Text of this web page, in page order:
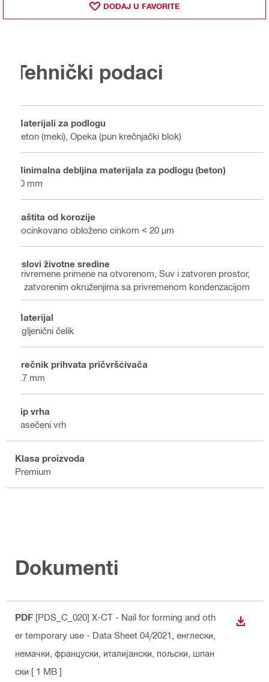
DODAJ U FAVORITE
Tehnički podaci
Materijali za podlogu
Beton (meki), Opeka (pun krečnjački blok)
Minimalna debljina materijala za podlogu (beton)
80 mm
Zaštita od korozije
Pocinkovano obloženo cinkom < 20 μm
Uslovi životne sredine
Privremene primene na otvorenom, Suv i zatvoren prostor,
U zatvorenim okruženjima sa privremenom kondenzacijom
Materijal
Ugljenični čelik
Prečnik prihvata pričvršćivača
3.7 mm
Tip vrha
Zasečeni vrh
Klasa proizvoda
Premium
Dokumenti
PDF [PDS_C_020] X-CT - Nail for forming and oth
er temporary use - Data Sheet 04/2021 , енглески,
немачки, француски, италијански, пољски, шпан
ски [ 1 MB ]